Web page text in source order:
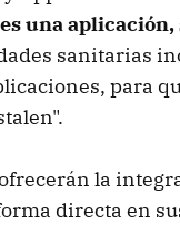
una
sanitarias
para
la
directa en